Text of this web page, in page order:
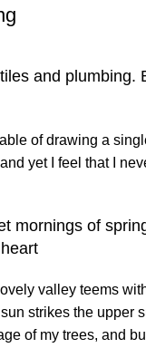
496,000 تومان
420,000 تومان
تومان
and plumbing.
of drawing a
yet I feel that I
mornings of
valley teems
strikes the upper
of my trees, and